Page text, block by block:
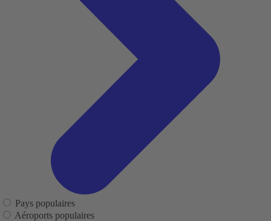
Pays populaires
Aéroports populaires